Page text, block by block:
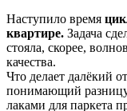
Наступило время
квартире. Задача
стояла, скорее,
качества.
Что делает далёкий
понимающий
лаками для паркета